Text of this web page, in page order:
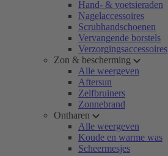
Hand- & voetsieraden
Nagelaccessoires
Scrubhandschoenen
Vervangende borstels
Verzorgingsaccessoires
Zon & bescherming
Alle weergeven
Aftersun
Zelfbruiners
Zonnebrand
Ontharen
Alle weergeven
Koude en warme was
Scheermesjes